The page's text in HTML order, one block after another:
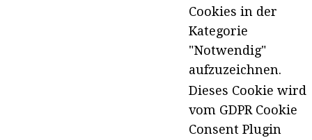
Cookies in der
Kategorie
"Notwendig"
aufzuzeichnen.
Dieses Cookie wird
vom GDPR Cookie
Consent Plugin